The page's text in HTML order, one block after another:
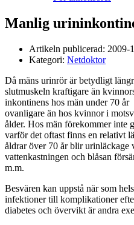
Manlig
Artikeln publicerad: 2009-
Kategori: Netdoktor
Då mäns urinrör är betydligt
slutmuskeln kraftigare än
inkontinens hos män under 70 år
ovanligare än hos kvinnor i
ålder. Hos män förekommer inte
varför det oftast finns en relativt
åldrar över 70 år blir urinläckage
vattenkastningen och blåsan
m.m.
Besvären kan uppstå när som
infektioner till komplikationer
diabetes och övervikt är andra